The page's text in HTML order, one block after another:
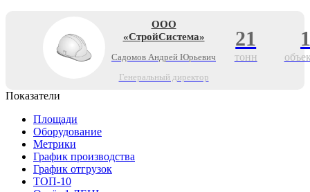
ООО
«СтройСистема»
Садомов Андрей Юрьевич
Генеральный директор
21
тонн
Показатели
Площади
Оборудование
Метрики
График производства
График отгрузок
ТОП-10